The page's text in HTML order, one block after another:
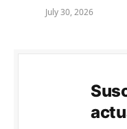
July 30, 2026